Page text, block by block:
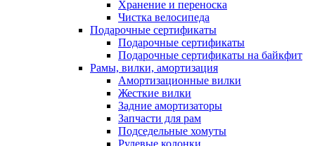
Хранение и переноска
Чистка велосипеда
Подарочные сертификаты
Подарочные сертификаты
Подарочные сертификаты на байкфит
Рамы, вилки, амортизация
Амортизационные вилки
Жесткие вилки
Задние амортизаторы
Запчасти для рам
Подседельные хомуты
Рулевые колонки